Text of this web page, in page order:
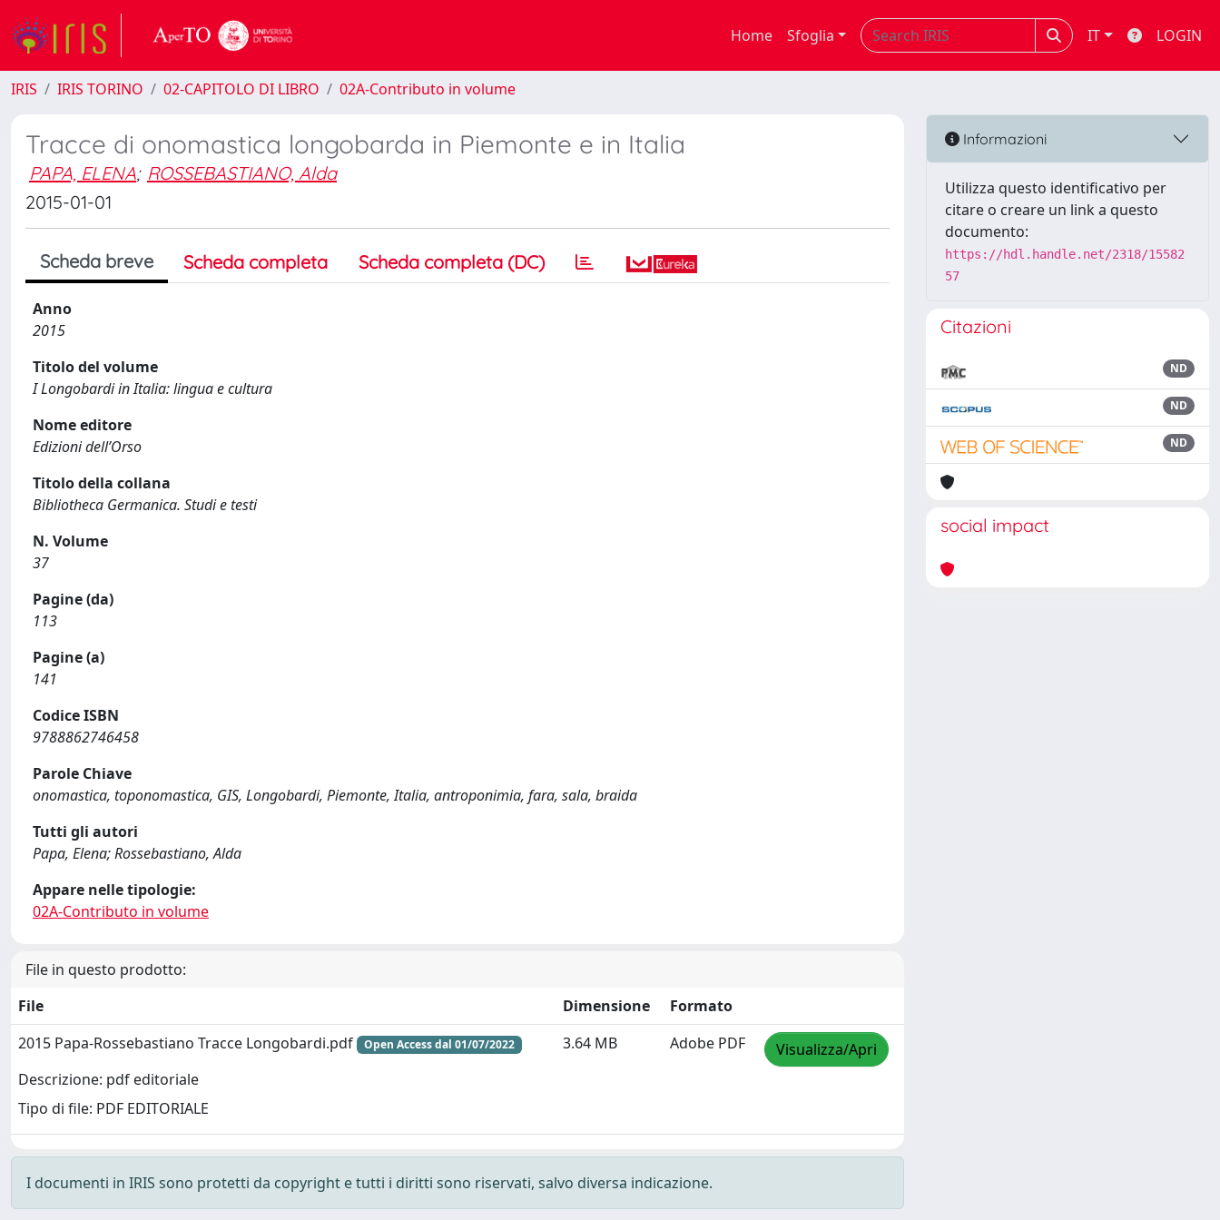
Home Sfoglia IT LOGIN
IRIS IRIS TORINO 02-CAPITOLO DI LIBRO 02A-Contributo in volume
Tracce di onomastica longobarda in Piemonte e in Italia
PAPA, ELENA; ROSSEBASTIANO, Alda
2015-01-01
Scheda breve Scheda completa Scheda completa (DC)
Anno
2015
Titolo del volume
I Longobardi in Italia: lingua e cultura
Nome editore
Edizioni dell’Orso
Titolo della collana
Bibliotheca Germanica. Studi e testi
N. Volume
37
Pagine (da)
113
Pagine (a)
141
Codice ISBN
9788862746458
Parole Chiave
onomastica, toponomastica, GIS, Longobardi, Piemonte, Italia, antroponimia, fara, sala, braida
Tutti gli autori
Papa, Elena; Rossebastiano, Alda
Appare nelle tipologie:
02A-Contributo in volume
File in questo prodotto:
File
Dimensione
Formato
2015 Papa-Rossebastiano Tracce Longobardi.pdf
Open Access dal 01/07/2022
Descrizione: pdf editoriale
Tipo di file: PDF EDITORIALE
3.64 MB Adobe PDF Visualizza/Apri
I documenti in IRIS sono protetti da copyright e tutti i diritti sono riservati, salvo diversa indicazione.
Informazioni
Utilizza questo identificativo per
citare o creare un link a questo
documento:
https://hdl.handle.net/2318/15582
57
Citazioni
ND
ND
ND
social impact